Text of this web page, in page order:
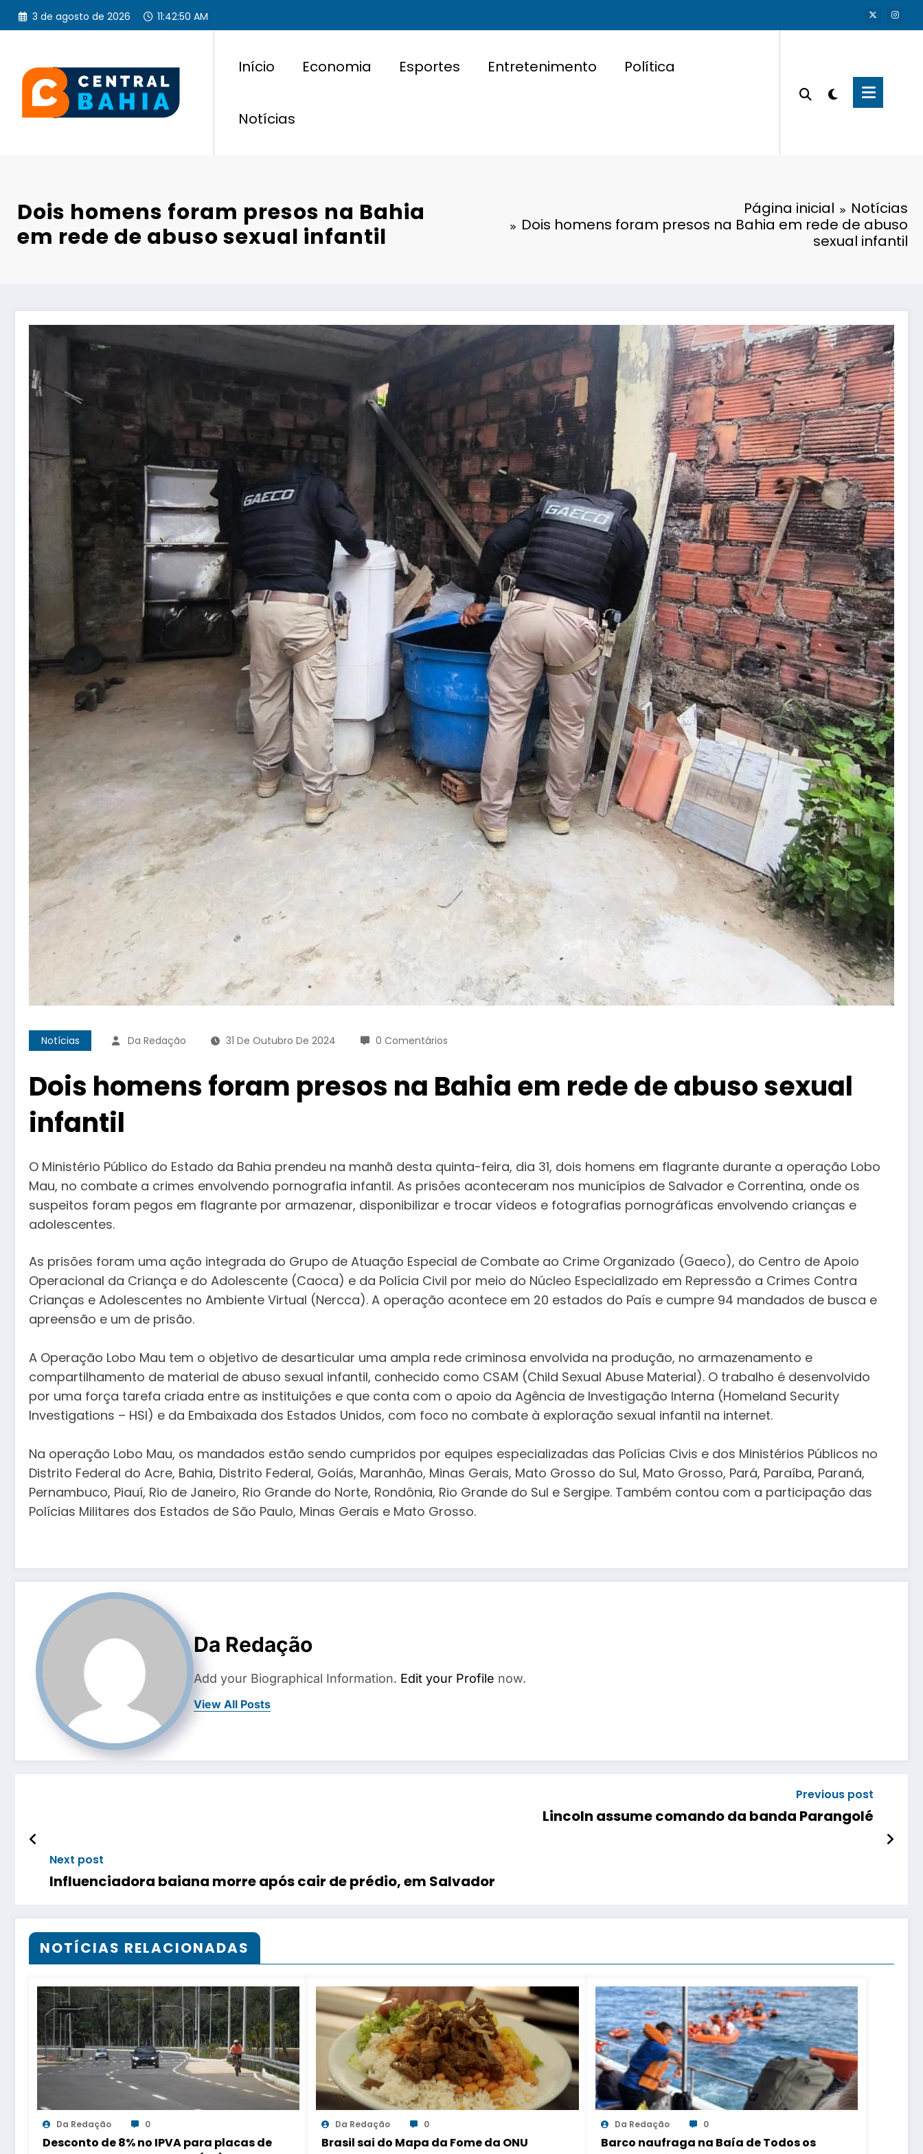
Pular
para
3 de agosto de 2026 11:42:52 AM
Início Economia Esportes Entretenimento Política
Notícias
Dois homens foram presos na Bahia
em rede de abuso sexual infantil
Página inicial
Notícias
Dois homens foram presos na Bahia em rede de abuso
sexual infantil
Notícias Da Redação 31 De Outubro De 2024 0 Comentários
Dois homens foram presos na Bahia em rede de abuso sexual
infantil
O Ministério Público do Estado da Bahia prendeu na manhã desta quinta-feira, dia 31, dois homens em flagrante durante a operação Lobo
Mau, no combate a crimes envolvendo pornografia infantil. As prisões aconteceram nos municípios de Salvador e Correntina, onde os
suspeitos foram pegos em flagrante por armazenar, disponibilizar e trocar vídeos e fotografias pornográficas envolvendo crianças e
adolescentes.
As prisões foram uma ação integrada do Grupo de Atuação Especial de Combate ao Crime Organizado (Gaeco), do Centro de Apoio
Operacional da Criança e do Adolescente (Caoca) e da Polícia Civil por meio do Núcleo Especializado em Repressão a Crimes Contra
Crianças e Adolescentes no Ambiente Virtual (Nercca). A operação acontece em 20 estados do País e cumpre 94 mandados de busca e
apreensão e um de prisão.
A Operação Lobo Mau tem o objetivo de desarticular uma ampla rede criminosa envolvida na produção, no armazenamento e
compartilhamento de material de abuso sexual infantil, conhecido como CSAM (Child Sexual Abuse Material). O trabalho é desenvolvido
por uma força tarefa criada entre as instituições e que conta com o apoio da Agência de Investigação Interna (Homeland Security
Investigations – HSI) e da Embaixada dos Estados Unidos, com foco no combate à exploração sexual infantil na internet.
Na operação Lobo Mau, os mandados estão sendo cumpridos por equipes especializadas das Polícias Civis e dos Ministérios Públicos no
Distrito Federal do Acre, Bahia, Distrito Federal, Goiás, Maranhão, Minas Gerais, Mato Grosso do Sul, Mato Grosso, Pará, Paraíba, Paraná,
Pernambuco, Piauí, Rio de Janeiro, Rio Grande do Norte, Rondônia, Rio Grande do Sul e Sergipe. Também contou com a participação das
Polícias Militares dos Estados de São Paulo, Minas Gerais e Mato Grosso.
Da Redação
Add your Biographical Information. Edit your Profile now.
View All Posts
Previous post
Lincoln assume comando da banda Parangolé
Next post
Influenciadora baiana morre após cair de prédio, em Salvador
NOTÍCIAS RELACIONADAS
Da Redação 0
Desconto de 8% no IPVA para placas de
Da Redação 0
Brasil sai do Mapa da Fome da ONU
Da Redação 0
Barco naufraga na Baía de Todos os